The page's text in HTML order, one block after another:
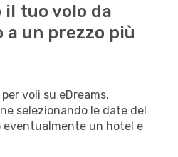
tuo volo da
a un prezzo più
voli su eDreams.
selezionando le date del
un hotel e